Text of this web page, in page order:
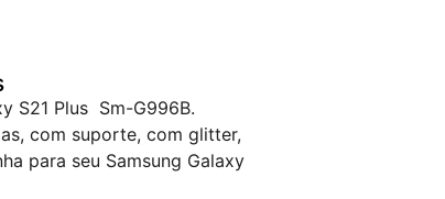
S21 Plus Sm-G996B.
com suporte, com glitter,
para seu Samsung Galaxy